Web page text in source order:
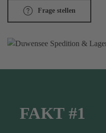
Frage stellen
FAKT #1